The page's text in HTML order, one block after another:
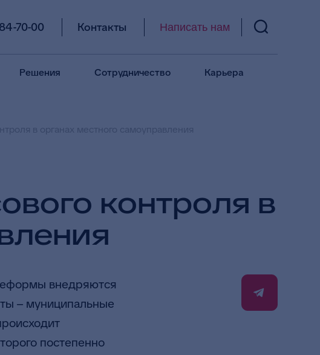
70-00 Контакты Написать нам
Решения Сотрудничество Карьера
контроля в
внедряются
– муниципальные
постепенно